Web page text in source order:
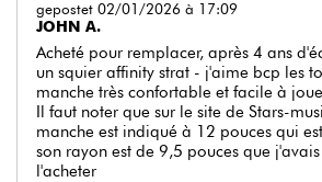
gepostet 02/01/2026 à 17:09
JOHN A.
Acheté pour remplacer, après 4 ans
un squier affinity strat - j'aime bcp les
manche très confortable et facile à
Il faut noter que sur le site de Stars-
manche est indiqué à 12 pouces qui
son rayon est de 9,5 pouces que
l'acheter